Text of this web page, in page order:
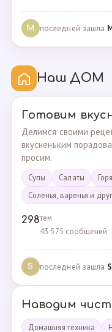
M последней зашла
Наш ДОМ
Готовим
Делимся своими
вкусненьким
просим.
Супы Cалаты
Соленья, варенья и
298тем
43 575 сообщений
S последней зашла
Наводим
Домашняя техника